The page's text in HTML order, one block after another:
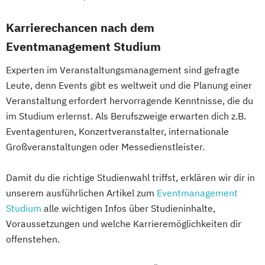
Karrierechancen nach dem
Eventmanagement Studium
Experten im Veranstaltungsmanagement sind gefragte
Leute, denn Events gibt es weltweit und die Planung einer
Veranstaltung erfordert hervorragende Kenntnisse, die du
im Studium erlernst. Als Berufszweige erwarten dich z.B.
Eventagenturen, Konzertveranstalter, internationale
Großveranstaltungen oder Messedienstleister.
Damit du die richtige Studienwahl triffst, erklären wir dir in
unserem ausführlichen Artikel zum Eventmanagement
Studium alle wichtigen Infos über Studieninhalte,
Voraussetzungen und welche Karrieremöglichkeiten dir
offenstehen.